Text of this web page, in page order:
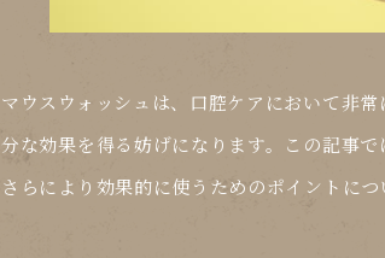
マウスウォッシュは、口腔ケアにおいて非
分な効果を得る妨げになります。この記事
さらにより効果的に使うためのポイントにつ